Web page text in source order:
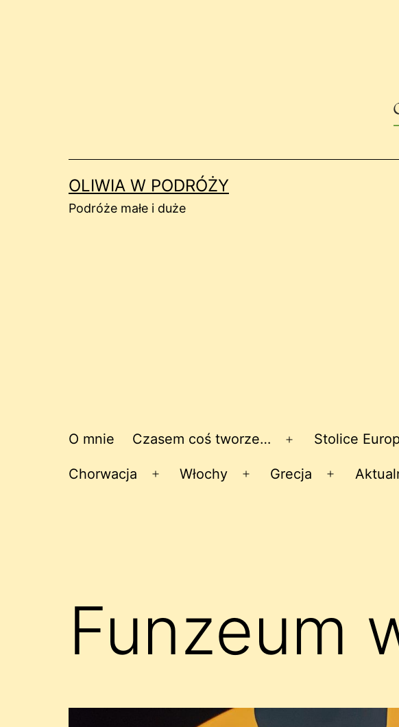
OLIWIA W PODRÓŻY
Podróże małe i duże
O mnie Czasem coś tworze…
Rozwiń
menu
Stolice
Chorwacja
Rozwiń
Włochy
Rozwiń
Grecja
Rozwiń
Funzeum